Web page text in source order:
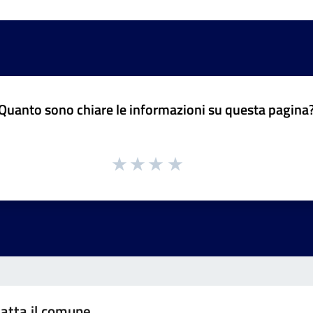
sono chiare le informazioni su questa